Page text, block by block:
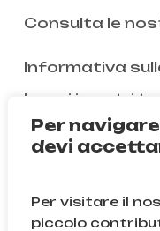
Per
devi
Per visitare il
piccolo
Consulta le
Informativa
Leggi i nostri
Instagram